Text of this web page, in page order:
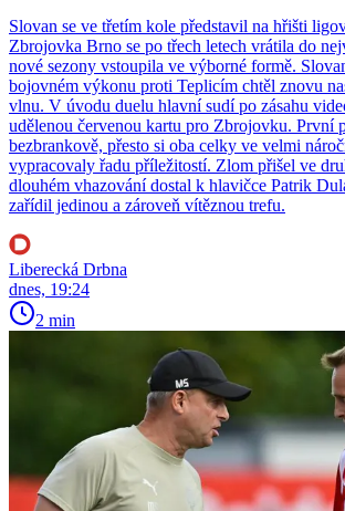
Slovan se ve třetím kole představil na hřišti
Zbrojovka Brno se po třech letech vrátila do
nové sezony vstoupila ve výborné formě.
bojovném výkonu proti Teplicím chtěl znovu
vlnu. V úvodu duelu hlavní sudí po zásahu
udělenou červenou kartu pro Zbrojovku. První
bezbrankově, přesto si oba celky ve velmi
vypracovaly řadu příležitostí. Zlom přišel ve
dlouhém vhazování dostal k hlavičce Patrik
zařídil jedinou a zároveň vítěznou trefu.
Liberecká Drbna
dnes, 19:24
2 min